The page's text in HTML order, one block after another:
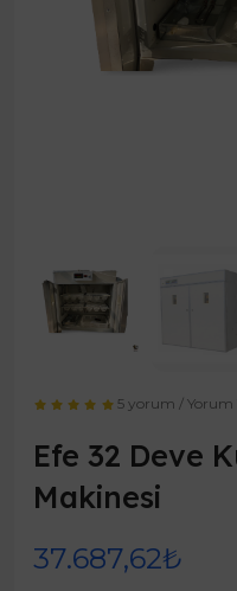
5 yorum /Yorum
Efe 32 Deve
Makinesi
37.687,62₺